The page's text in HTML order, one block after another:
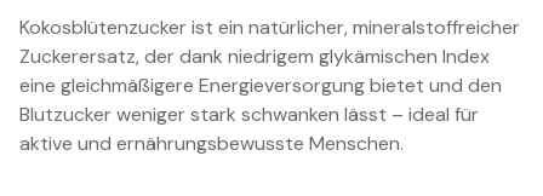
Kokosblütenzucker ist ein natürlicher, mineralstoffreicher
Zuckerersatz, der dank niedrigem glykämischen Index
eine gleichmäßigere Energieversorgung bietet und den
Blutzucker weniger stark schwanken lässt – ideal für
aktive und ernährungsbewusste Menschen.